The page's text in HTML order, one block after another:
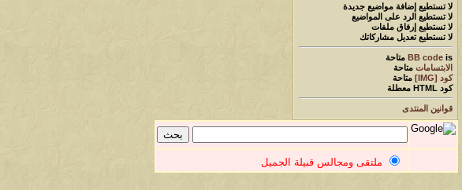
لا تستطيع إضافة مواضيع جديدة
لا تستطيع الرد على المواضيع
لا تستطيع إرفاق ملفات
لا تستطيع تعديل مشاركاتك
BB code is
متاحة
الابتسامات متاحة
كود [IMG]
متاحة
كود HTML
معطلة
قوانين المنتدى
ملتقى ومجالس قبيلة الجميل